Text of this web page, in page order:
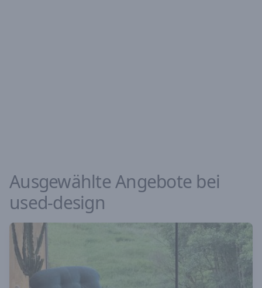
Ausgewählte Angebote bei
used-design